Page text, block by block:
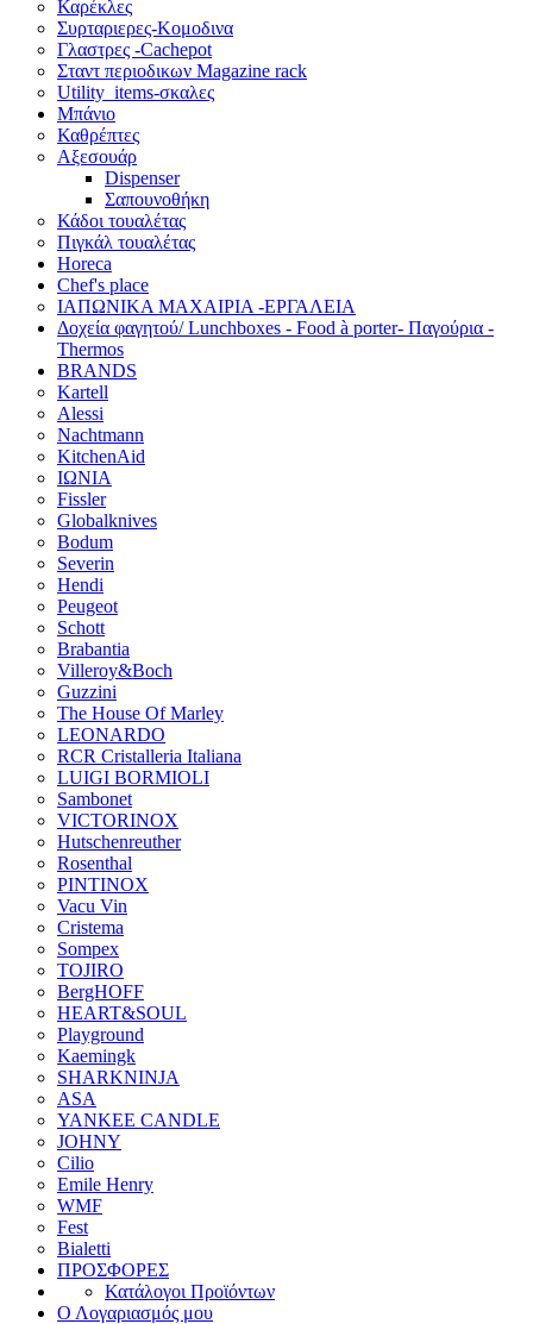
Καρέκλες
Συρταριερες-Κομοδινα
Γλαστρες -Cachepot
Σταντ περιοδικων Magazine rack
Utility_items-σκαλες
Μπάνιο
Καθρέπτες
Αξεσουάρ
Dispenser
Σαπουνοθήκη
Κάδοι τουαλέτας
Πιγκάλ τουαλέτας
Horeca
Chef's place
ΙΑΠΩΝΙΚΑ ΜΑΧΑΙΡΙΑ -ΕΡΓΑΛΕΙΑ
Δoχεία φαγητού/ Lunchboxes - Food à porter- Παγούρια -
Thermos
BRANDS
Kartell
Alessi
Nachtmann
KitchenAid
ΙΩΝΙΑ
Fissler
Globalknives
Bodum
Severin
Hendi
Peugeot
Schott
Brabantia
Villeroy&Boch
Guzzini
The House Of Marley
LEONARDO
RCR Cristalleria Italiana
LUIGI BORMIOLI
Sambonet
VICTORINOX
Hutschenreuther
Rosenthal
PINTINOX
Vacu Vin
Cristema
Sompex
TOJIRO
BergHOFF
HEART&SOUL
Playground
Kaemingk
SHARKNINJA
ASA
YANKEE CANDLE
JOHNY
Cilio
Emile Henry
WMF
Fest
Bialetti
ΠΡΟΣΦΟΡΕΣ
Κατάλογοι Προϊόντων
Ο Λογαριασμός μου